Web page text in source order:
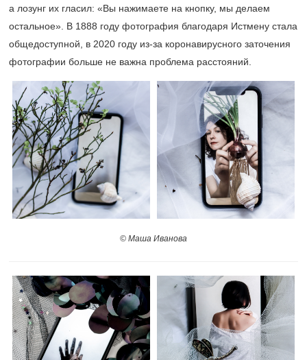
а лозунг их гласил: «Вы нажимаете на кнопку, мы делаем
остальное». В 1888 году фотография благодаря Истмену стала
общедоступной, в 2020 году из-за коронавирусного заточения
фотографии больше не важна проблема расстояний.
© Маша Иванова